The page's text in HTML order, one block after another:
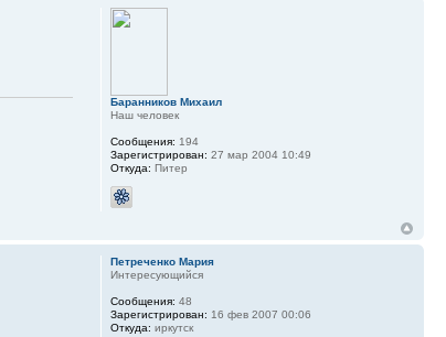
Баранников Михаил
Наш человек
Сообщения: 194
Зарегистрирован: 27 мар 2004 10:49
Откуда: Питер
Петреченко Мария
Интересующийся
Сообщения: 48
Зарегистрирован: 16 фев 2007 00:06
Откуда: иркутск